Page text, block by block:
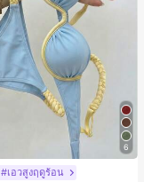
6
#เอวสูงฤดูร้อน